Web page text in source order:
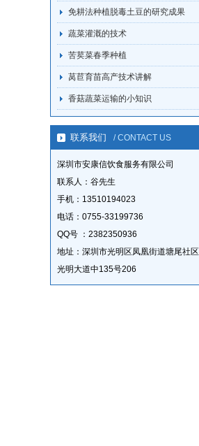
免耕法种植脱毒土豆的研究成果
蔬菜灌溉的技术
苦荬菜春季种植
莴苣育苗高产技术讲解
香菇蔬菜运输的小知识
联系我们 / CONTACT US
深圳市安康信饮食服务有限公司
联系人：谷先生
手机：13510194023
电话：0755-33199736
QQ号 ：2382350936
地址：深圳市光明区凤凰街道塘尾社区
光明大道中135号206